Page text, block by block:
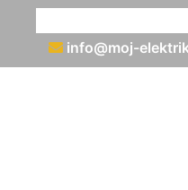
info@moj-